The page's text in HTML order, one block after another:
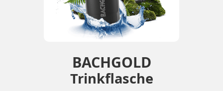
BACHGOLD
Trinkflasche